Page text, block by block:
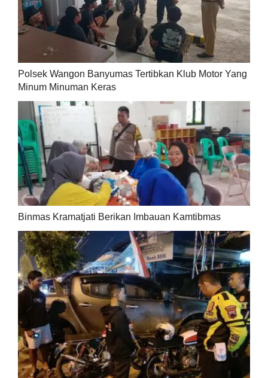
Polsek Wangon Banyumas Tertibkan Klub Motor Yang
Minum Minuman Keras
Binmas Kramatjati Berikan Imbauan Kamtibmas